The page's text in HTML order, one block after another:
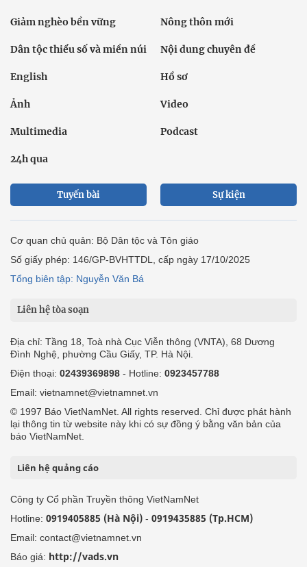
Giảm nghèo bền vững Nông thôn mới
Dân tộc thiểu số và miền núi Nội dung chuyên đề
English Hồ sơ
Ảnh Video
Multimedia Podcast
24h qua
Tuyến bài Sự kiện
Cơ quan chủ quản: Bộ Dân tộc và Tôn giáo
Số giấy phép: 146/GP-BVHTTDL, cấp ngày 17/10/2025
Tổng biên tập: Nguyễn Văn Bá
Liên hệ tòa soạn
Địa chỉ: Tầng 18, Toà nhà Cục Viễn thông (VNTA), 68 Dương
Đình Nghệ, phường Cầu Giấy, TP. Hà Nội.
Điện thoại: 02439369898 - Hotline: 0923457788
Email: vietnamnet@vietnamnet.vn
© 1997 Báo VietNamNet. All rights reserved. Chỉ được phát hành
lại thông tin từ website này khi có sự đồng ý bằng văn bản của
báo VietNamNet.
Liên hệ quảng cáo
Công ty Cổ phần Truyền thông VietNamNet
Hotline: 0919405885 (Hà Nội) - 0919435885 (Tp.HCM)
Email: contact@vietnamnet.vn
Báo giá: http://vads.vn